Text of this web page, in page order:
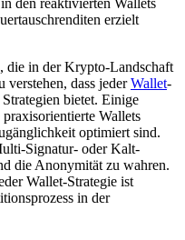
den reaktivierten Wallets
erzielt
die in der Krypto-Landschaft
verstehen, dass jederWallet-
bietet. Einige
Wallets
optimiert sind.
Signatur- oder Kalt-
die Anonymität zu wahren.
Wallet-Strategie ist
in der